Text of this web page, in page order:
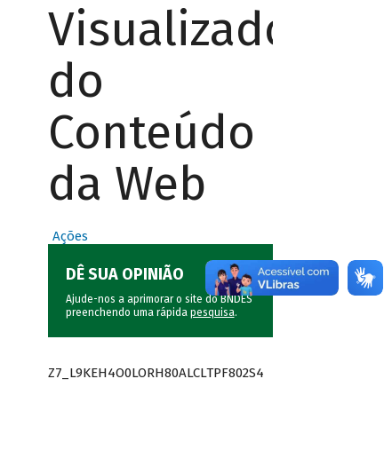
Visualizador
do
Conteúdo
da Web
Ações
DÊ SUA OPINIÃO
Ajude-nos a aprimorar o site do BNDES
preenchendo uma rápida pesquisa.
Z7_L9KEH4O0LORH80ALCLTPF802S4